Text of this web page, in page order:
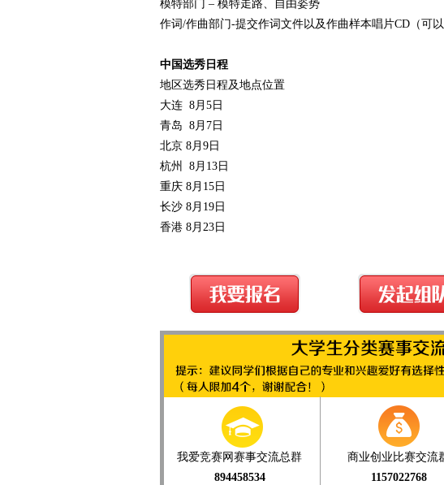
模特部门 – 模特走路、自由姿势
作词/作曲部门-提交作词文件以及作曲样本唱片CD（可
中国选秀日程
地区选秀日程及地点位置
大连 8月5日
青岛 8月7日
北京 8月9日
杭州 8月13日
重庆 8月15日
长沙 8月19日
香港 8月23日
我爱竞赛网赛事交流总群
894458534
商业创业比赛交流
1157022768